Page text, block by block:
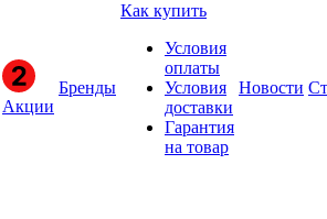
Акции
Бренды
Как купить
Условия
оплаты
Условия
доставки
Гарантия
на товар
Новости